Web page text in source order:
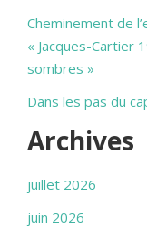
Cheminement de
« Jacques-Cartier
sombres »
Dans les pas du
Archives
juillet 2026
juin 2026